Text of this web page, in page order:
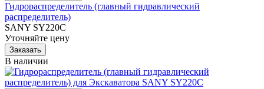
Гидрораспределитель (главный гидравлический
распределитель)
SANY SY220C
Уточняйте цену
В наличии